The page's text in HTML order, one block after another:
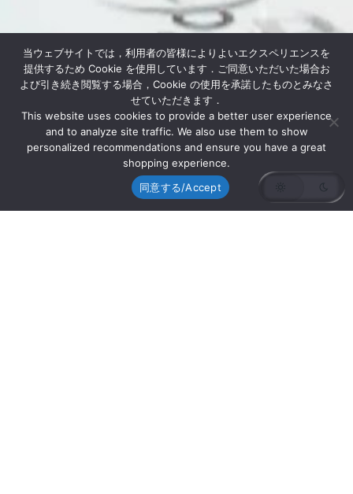
当ウェブサイトでは，利用者の皆様によりよいエクスペリエンスを
提供するため Cookie を使用しています．ご同意いただいた場合お
よび引き続き閲覧する場合，Cookie の使用を承諾したものとみなさ
せていただきます．
This website uses cookies to provide a better user experience
and to analyze site traffic. We also use them to show
personalized recommendations and ensure you have a great
shopping experience.
同意する/Accept